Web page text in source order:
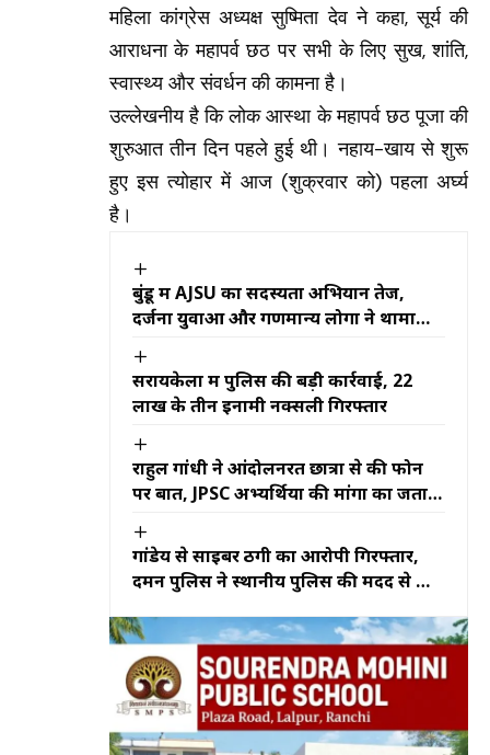
महिला कांग्रेस अध्यक्ष सुष्मिता देव ने कहा, सूर्य की
आराधना के महापर्व छठ पर सभी के लिए सुख, शांति,
स्वास्थ्य और संवर्धन की कामना है।
उल्लेखनीय है कि लोक आस्था के महापर्व छठ पूजा की
शुरुआत तीन दिन पहले हुई थी। नहाय-खाय से शुरू
हुए इस त्योहार में आज (शुक्रवार को) पहला अर्घ्य
है।
बुंडू में AJSU का सदस्यता अभियान तेज,
दर्जनों युवाओं और गणमान्य लोगों ने थामा
सरायकेला में पुलिस की बड़ी कार्रवाई, 22
लाख के तीन इनामी नक्सली गिरफ्तार
राहुल गांधी ने आंदोलनरत छात्रों से की फोन
पर बात, JPSC अभ्यर्थियों की मांगों का जताया
गांडेय से साइबर ठगी का आरोपी गिरफ्तार,
दमन पुलिस ने स्थानीय पुलिस की मदद से की